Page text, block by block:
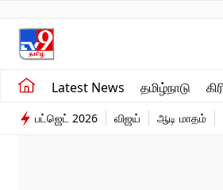
Latest News தமிழ்நாடு
சமீபத்திய செய்திகள்
தமிழ்நாடு
பட்ஜெட் 2026 விஜய் ஆடி மாதம்